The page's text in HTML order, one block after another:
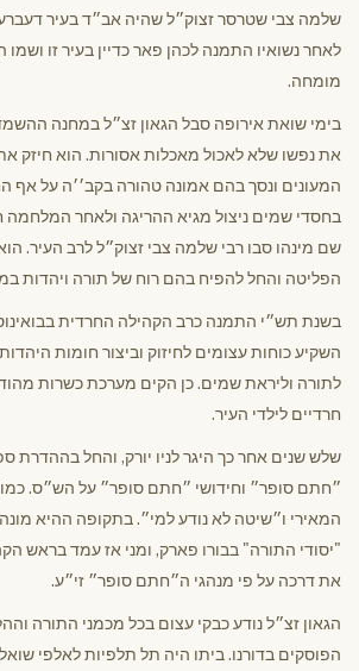
שלמה צבי שטרסר זצוק״ל שהיה אב״ד בעיר
לאחר נשואיו התמנה לכהן פאר כדיין בעיר זו
מומחה.
בימי שואת אירופה סבל הגאון זצ״ל במחנה
את נפשו שלא לאכול מאכלות אסורות. הוא חיזק
המעונים ונסך בהם אמונה טהורה בקב׳׳ה על אף
בחסדי שמים ניצול מגיא ההריגה ולאחר המלחמה
שם מינהו סבו רבי שלמה צבי זצוק״ל לרב העיר.
הפליטה והחל להפיח בהם רוח של תורה ויהדות
בשנת תש״י התמנה כרב הקהילה החרדית
השקיע כוחות עצומים לחיזוק וביצור חומות היהדות
לתורה וליראת שמים. כן הקים מערכת כשרות
חרדיים לילדי העיר.
שלש שנים אחר כך היגר לניו יורק, והחל בההדרת
״חתם סופר״ וחידושי ״חתם סופר״ על הש״ס.
המאירי ו״שיטה לא נודע למי״. בתקופה ההיא
"יסודי התורה" בבורו פארק, ומני אז עמד בראש
את דרכה על פי מנהגי ה״חתם סופר״ זי״ע.
הגאון זצ״ל נודע כבקי עצום בכל מכמני התורה
הפוסקים בדורנו. ביתו היה תל תלפיות לאלפי